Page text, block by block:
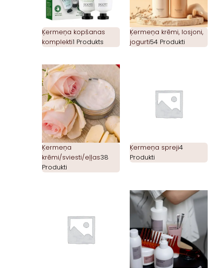
Ķermeņa kopšanas
komplekti1 Produkts
Ķermeņa krēmi, losjoni,
jogurti54 Produkti
Ķermeņa
krēmi/sviesti/eļļas38
Produkti
Ķermeņa spreji4
Produkti